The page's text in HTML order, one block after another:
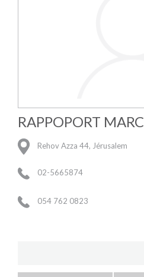
RAPPOPORT MARC
Rehov Azza 44, Jérusalem
02-5665874
054 762 0823